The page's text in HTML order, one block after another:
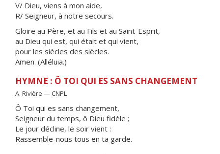
V/ Dieu, viens à mon aide,
R/ Seigneur, à notre secours.
Gloire au Père, et au Fils et au Saint-Esprit,
au Dieu qui est, qui était et qui vient,
pour les siècles des siècles.
Amen. (Alléluia.)
HYMNE : Ô TOI QUI ES SANS CHANGEMENT
A. Rivière — CNPL
Ô Toi qui es sans changement,
Seigneur du temps, ô Dieu fidèle ;
Le jour décline, le soir vient :
Rassemble-nous tous en ta garde.